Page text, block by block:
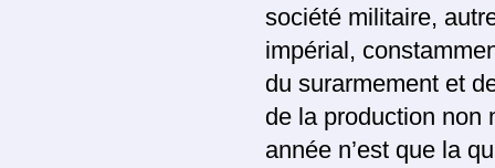
société militaire,
impérial,
du surarmement et
de la production non
année n’est que la